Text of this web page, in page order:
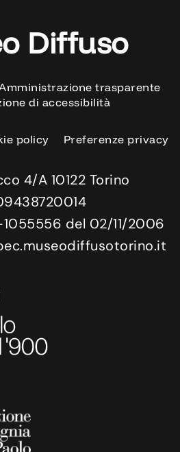
Diffuso
trasparente
di accessibilità
policy Preferenze privacy
4/A 10122 Torino
1055556 del 02/11/2006